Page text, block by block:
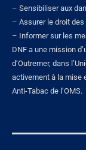
– Sensibiliser aux
– Assurer le droit
– Informer sur les
DNF a une mission
d’Outremer, dans
activement à la mise
Anti-Tabac de l’OMS.